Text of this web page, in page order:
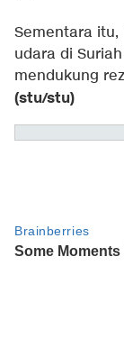
Sementara itu,
udara di
mendukung
(stu/stu)